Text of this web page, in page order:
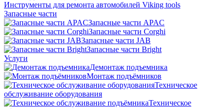
Инструменты для ремонта автомобилей Viking tools
Запасные части
Запасные части APAC
Запасные части Corghi
Запасные части JAB
Запасные части Bright
Услуги
Демонтаж подъемника
Монтаж подъёмников
Техническое
обслуживание оборудования
Техническое